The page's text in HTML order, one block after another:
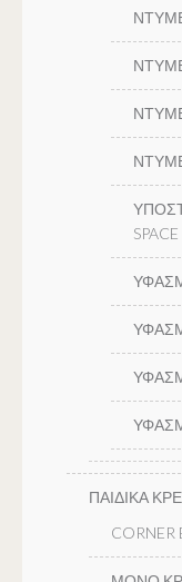
SPACE
ΠΑΙΔΙΚΑ
CORNER